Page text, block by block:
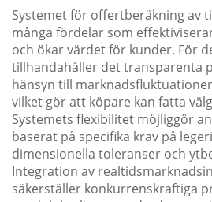
Systemet för offertberäkning av
många fördelar som
och ökar värdet för kunder. För
tillhandahåller det transparenta
hänsyn till
vilket gör att köpare kan fatta
Systemets flexibilitet möjliggör
baserat på specifika krav på
dimensionella toleranser och
Integration av
säkerställer konkurrenskraftiga